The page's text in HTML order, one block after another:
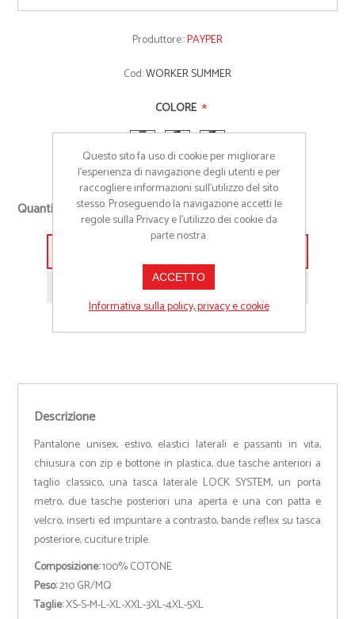
Produttore::PAYPER
Cod:WORKER SUMMER
COLORE *
Quantità richiesta
+
-
Richiedi informazioni prodotto
Descrizione
Pantalone unisex, estivo, elastici laterali e passanti in vita,
chiusura con zip e bottone in plastica, due tasche anteriori a
taglio classico, una tasca laterale LOCK SYSTEM, un porta
metro, due tasche posteriori una aperta e una con patta e
velcro, inserti ed impuntare a contrasto, bande reflex su tasca
posteriore, cuciture triple.
Composizione:100% COTONE
Peso:210 GR/MQ
Taglie:XS-S-M-L-XL-XXL-3XL-4XL-5XL
Questo sito fa uso di cookie per migliorare
l’esperienza di navigazione degli utenti e per
raccogliere informazioni sull’utilizzo del sito
stesso. Proseguendo la navigazione accetti le
regole sulla Privacy e l'utilizzo dei cookie da
parte nostra.
ACCETTO
Informativa sulla policy, privacy e cookie